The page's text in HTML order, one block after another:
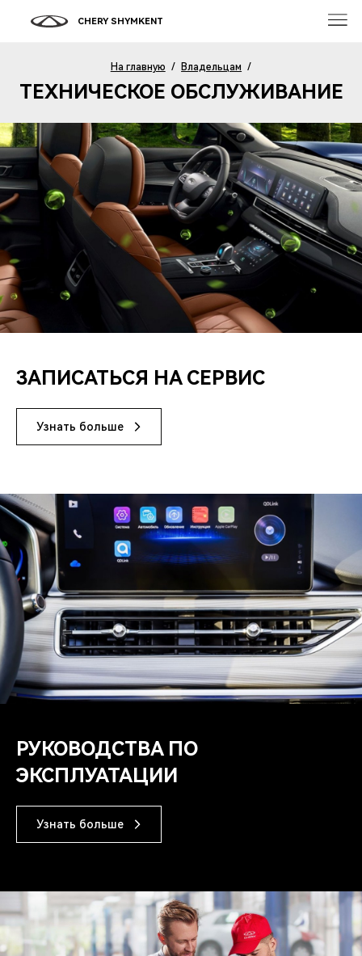
CHERY SHYMKENT
На главную / Владельцам /
ТЕХНИЧЕСКОЕ ОБСЛУЖИВАНИЕ
ЗАПИСАТЬСЯ НА СЕРВИС
Узнать больше
РУКОВОДСТВА ПО
ЭКСПЛУАТАЦИИ
Узнать больше